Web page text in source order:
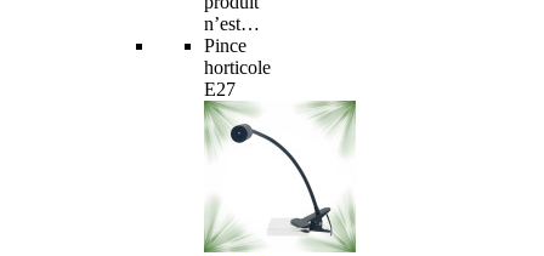
n’est…
Pince
horticole
E27